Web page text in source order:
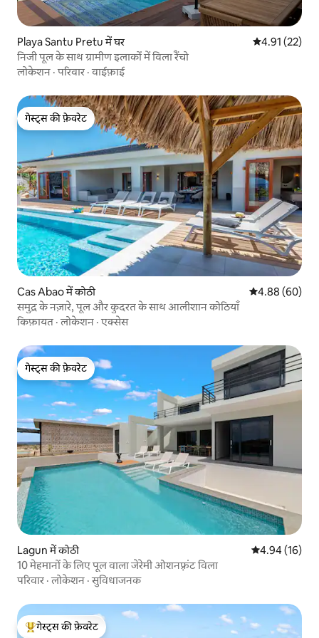
Playa Santu Pretu में घर औसत रेटिंग 5 में
4.91 (22)
निजी पूल के साथ ग्रामीण इलाकों में विला रैंचो
लोकेशन ·परिवार ·वाईफ़ाई
गेस्ट्स की फ़ेवरेट
गेस्ट्स की फ़ेवरेट
Cas Abao में कोठी औसत रेटिंग 5 में
4.88 (60)
समुद्र के नज़ारे, पूल और कुदरत के साथ आलीशान कोठियाँ
किफ़ायत ·लोकेशन ·एक्सेस
गेस्ट्स की फ़ेवरेट
गेस्ट्स की फ़ेवरेट
Lagun में कोठी औसत रेटिंग 5 में
4.94 (16)
10 मेहमानों के लिए पूल वाला जेरेमी ओशनफ़्रंट विला
परिवार ·लोकेशन ·सुविधाजनक
गेस्ट्स का टॉप फ़ेवरेट
गेस्ट्स की फ़ेवरेट